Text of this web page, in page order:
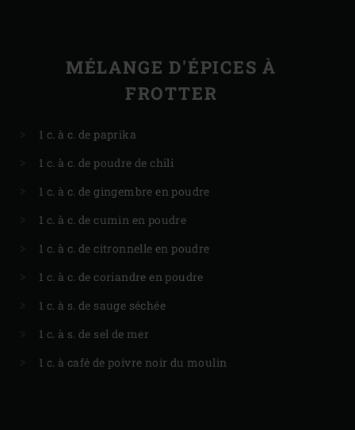
MÉLANGE D'ÉPICES À
FROTTER
1 c. à c. de paprika
1 c. à c. de poudre de chili
1 c. à c. de gingembre en poudre
1 c. à c. de cumin en poudre
1 c. à c. de citronnelle en poudre
1 c. à c. de coriandre en poudre
1 c. à s. de sauge séchée
1 c. à s. de sel de mer
1 c. à café de poivre noir du moulin